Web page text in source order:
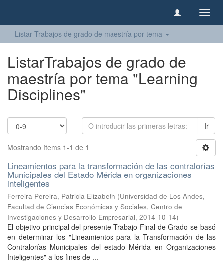
Listar Trabajos de grado de maestría por tema
ListarTrabajos de grado de
maestría por tema "Learning
Disciplines"
Ir
Mostrando ítems 1-1 de 1
Lineamientos para la transformación de las contralorías
Municipales del Estado Mérida en organizaciones
inteligentes
Ferreira Pereira, Patricia Elizabeth (Universidad de Los Andes,
Facultad de Ciencias Económicas y Sociales, Centro de
Investigaciones y Desarrollo Empresarial, 2014-10-14)
El objetivo principal del presente Trabajo Final de Grado se basó
en determinar los "Lineamientos para la Transformación de las
Contralorías Municipales del estado Mérida en Organizaciones
Inteligentes" a los fines de ...